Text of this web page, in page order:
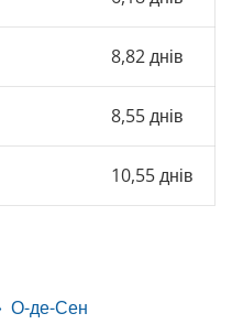
8,82 днів
8,55 днів
10,55 днів
О-де-Сен